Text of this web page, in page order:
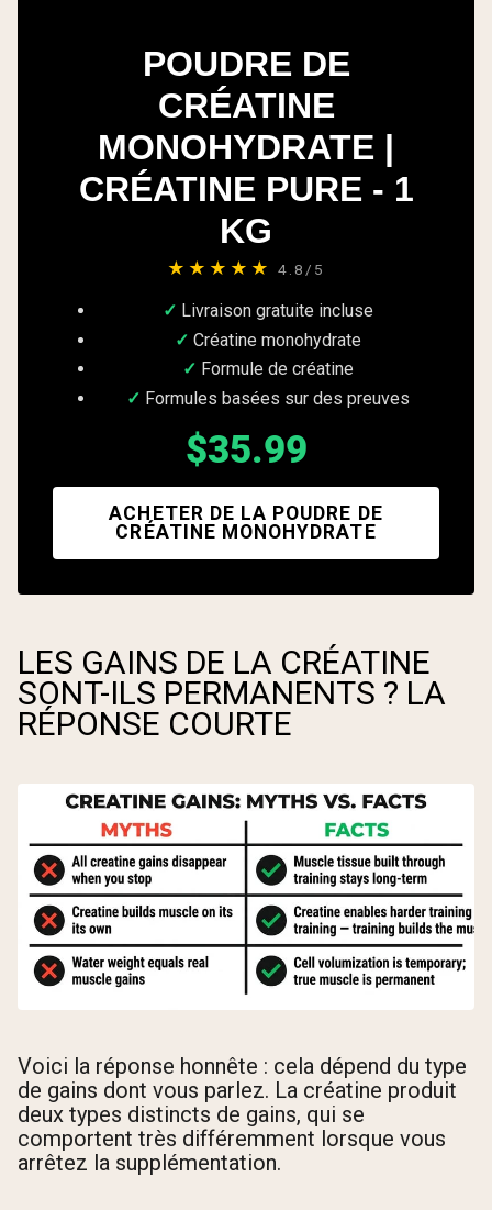
POUDRE DE
CRÉATINE
MONOHYDRATE |
CRÉATINE PURE - 1
KG
★★★★★ 4.8/5
Livraison gratuite incluse
Créatine monohydrate
Formule de créatine
Formules basées sur des preuves
$35.99
ACHETER DE LA POUDRE DE
CRÉATINE MONOHYDRATE
LES GAINS DE LA CRÉATINE
SONT-ILS PERMANENTS ? LA
RÉPONSE COURTE
Voici la réponse honnête : cela dépend du type
de gains dont vous parlez. La créatine produit
deux types distincts de gains, qui se
comportent très différemment lorsque vous
arrêtez la supplémentation.